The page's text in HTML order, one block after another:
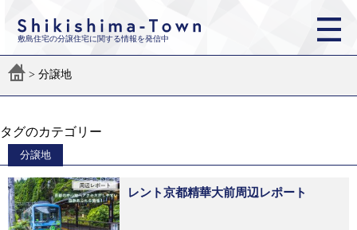
敷島住宅の分譲住宅に関する情報を発信中
> 分譲地
タグのカテゴリー
分譲地
レント京都精華大前周辺レポート